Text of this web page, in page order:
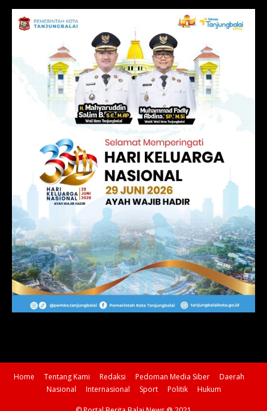
Home Tentang Kami Redaksi Pedoman Media Siber
Daerah
Nasional
Internasional Sport Politik Hukum